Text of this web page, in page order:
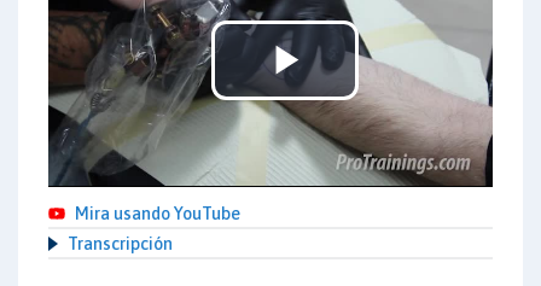
Play
Video
Mira usando YouTube
Transcripción